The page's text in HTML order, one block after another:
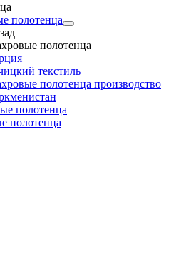
полотенца
полотенца
текстиль
полотенца производство
полотенца
полотенца